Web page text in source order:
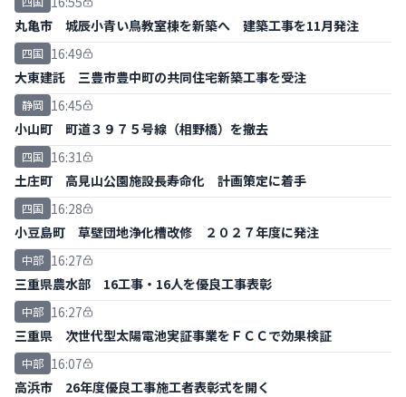
丸亀市 城辰小青い鳥教室棟を新築へ 建築工事を11月発注
四国 16:49
大東建託 三豊市豊中町の共同住宅新築工事を受注
静岡 16:45
小山町 町道３９７５号線（相野橋）を撤去
四国 16:31
土庄町 高見山公園施設長寿命化 計画策定に着手
四国 16:28
小豆島町 草壁団地浄化槽改修 ２０２７年度に発注
中部 16:27
三重県農水部 16工事・16人を優良工事表彰
中部 16:27
三重県 次世代型太陽電池実証事業をＦＣＣで効果検証
中部 16:07
高浜市 26年度優良工事施工者表彰式を開く